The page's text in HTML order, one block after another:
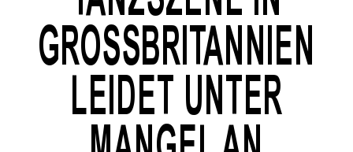
GROSSBRITANNIEN L
EIDET UNTER M